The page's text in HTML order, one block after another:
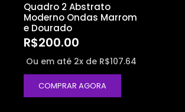
Quadro 2 Abstrato
Moderno Ondas Marrom
e Dourado
R$200.00
Ou em até 2x de R$107.64
COMPRAR AGORA